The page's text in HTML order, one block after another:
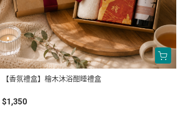
【香氛禮盒】檜木沐浴酣睡禮盒
$1,350